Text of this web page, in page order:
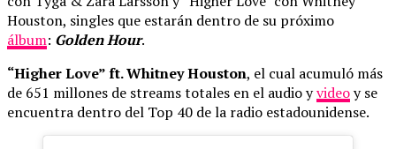
Houston, singles que estarán dentro de su próximo
álbum: Golden Hour.
“Higher Love” ft. Whitney Houston, el cual acumuló más
de 651 millones de streams totales en el audio yvideoy se
encuentra dentro del Top 40 de la radio estadounidense.